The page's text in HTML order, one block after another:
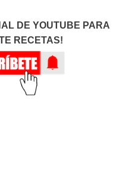
DE YOUTUBE PARA
RECETAS!